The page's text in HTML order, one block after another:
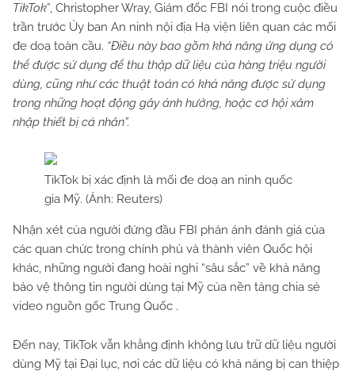
TikTok”, Christopher Wray, Giám đốc FBI nói trong cuộc điều
trần trước Ủy ban An ninh nội địa Hạ viện liên quan các mối
đe doạ toàn cầu. “Điều này bao gồm khả năng ứng dụng có
thể được sử dụng để thu thập dữ liệu của hàng triệu người
dùng, cũng như các thuật toán có khả năng được sử dụng
trong những hoạt động gây ảnh hưởng, hoặc cơ hội xâm
nhập thiết bị cá nhân”.
TikTok bị xác định là mối đe doạ an ninh quốc
gia Mỹ. (Ảnh: Reuters)
Nhận xét của người đứng đầu FBI phản ánh đánh giá của
các quan chức trong chính phủ và thành viên Quốc hội
khác, những người đang hoài nghi “sâu sắc” về khả năng
bảo vệ thông tin người dùng tại Mỹ của nền tảng chia sẻ
video nguồn gốc Trung Quốc .
Đến nay, TikTok vẫn khẳng định không lưu trữ dữ liệu người
dùng Mỹ tại Đại lục, nơi các dữ liệu có khả năng bị can thiệp